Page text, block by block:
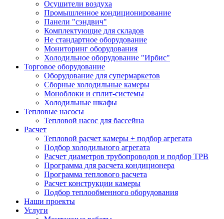
Осушители воздуха
Промышленное кондиционирование
Панели "сэндвич"
Комплектующие для складов
Не стандартное оборудование
Мониторинг оборудования
Холодильное оборудование "Ирбис"
Торговое оборудование
Оборудование для супермаркетов
Сборные холодильные камеры
Моноблоки и сплит-системы
Холодильные шкафы
Тепловые насосы
Тепловой насос для бассейна
Расчет
Тепловой расчет камеры + подбор агрегата
Подбор холодильного агрегата
Расчет диаметров трубопроводов и подбор ТРВ
Программа для расчета кондиционера
Программа теплового расчета
Расчет конструкции камеры
Подбор теплообменного оборудования
Наши проекты
Услуги